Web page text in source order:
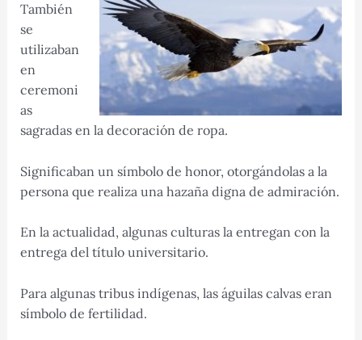
También
se
utilizaban
en
ceremoni
as
sagradas en la decoración de ropa.
Significaban un símbolo de honor, otorgándolas a la
persona que realiza una hazaña digna de admiración.
En la actualidad, algunas culturas la entregan con la
entrega del título universitario.
Para algunas tribus indígenas, las águilas calvas eran
símbolo de fertilidad.